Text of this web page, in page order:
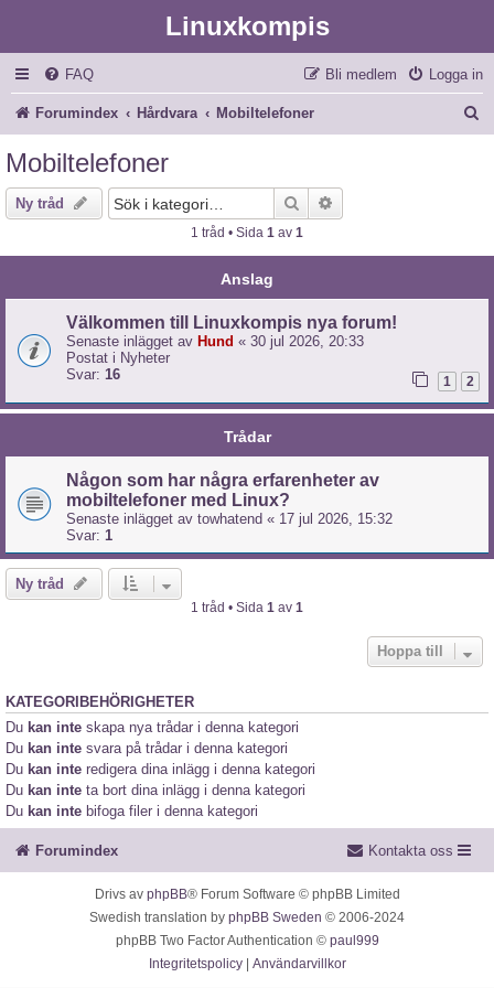
Linuxkompis
FAQ Logga in
Bli medlem
Forumindex Hårdvara Mobiltelefoner
Mobiltelefoner
Ny tråd Sök
1 tråd • Sida 1 av 1
Anslag
Välkommen till Linuxkompis nya forum!
Senaste inlägget av Hund « 30 jul 2026, 20:33
Postat i Nyheter
Svar: 16 1 2
Trådar
Någon som har några erfarenheter av
mobiltelefoner med Linux?
Senaste inlägget av towhatend « 17 jul 2026, 15:32
Svar: 1
Ny tråd
1 tråd • Sida 1 av 1
Hoppa till
KATEGORIBEHÖRIGHETER
Du kan inte skapa nya trådar i denna kategori
Du kan inte svara på trådar i denna kategori
Du kan inte redigera dina inlägg i denna kategori
Du kan inte ta bort dina inlägg i denna kategori
Du kan inte bifoga filer i denna kategori
Forumindex Kontakta oss
Drivs av phpBB® Forum Software © phpBB Limited
Swedish translation by phpBB Sweden © 2006-2024
phpBB Two Factor Authentication © paul999
Integritetspolicy| Användarvillkor